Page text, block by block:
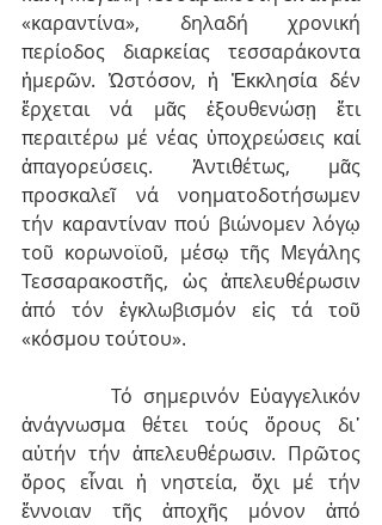
«καραντίνα», δηλαδή χρονική
περίοδος διαρκείας τεσσαράκοντα
ἡμερῶν. Ὡστόσον, ἡ Ἐκκλησία δέν
ἔρχεται νά μᾶς ἐξουθενώσῃ ἔτι
περαιτέρω μέ νέας ὑποχρεώσεις καί
ἀπαγορεύσεις. Ἀντιθέτως, μᾶς
προσκαλεῖ νά νοηματοδοτήσωμεν
τήν καραντίναν πού βιώνομεν λόγῳ
τοῦ κορωνοϊοῦ, μέσῳ τῆς Μεγάλης
Τεσσαρακοστῆς, ὡς ἀπελευθέρωσιν
ἀπό τόν ἐγκλωβισμόν εἰς τά τοῦ
«κόσμου τούτου».
         Τό σημερινόν Εὐαγγελικόν
ἀνάγνωσμα θέτει τούς ὅρους δι᾽
αὐτήν τήν ἀπελευθέρωσιν. Πρῶτος
ὅρος εἶναι ἡ νηστεία, ὄχι μέ τήν
ἔννοιαν τῆς ἀποχῆς μόνον ἀπό